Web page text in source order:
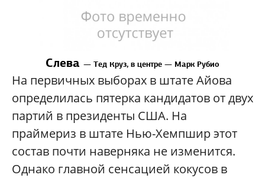
Слева — Тед Круз, в центре — Марк Рубио
На первичных выборах в штате Айова
определилась пятерка кандидатов от двух
партий в президенты США. На
праймериз в штате Нью-Хемпшир этот
состав почти наверняка не изменится.
Однако главной сенсацией кокусов в